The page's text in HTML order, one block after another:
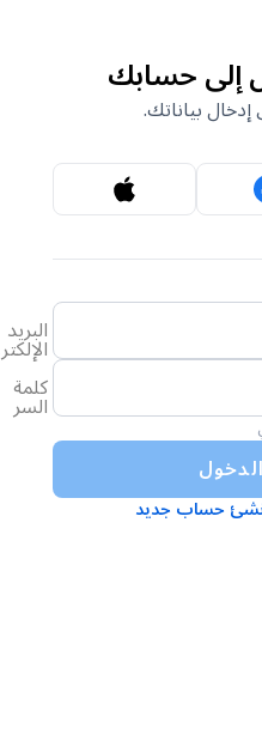
حسابك
بياناتك.
البريد
الإلكتروني
كلمةالسر
جديد